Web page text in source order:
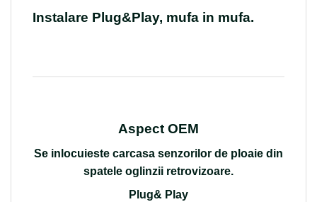
Instalare Plug&Play, mufa in mufa.
Aspect OEM
Se inlocuieste carcasa senzorilor de ploaie din
spatele oglinzii retrovizoare.
Plug& Play